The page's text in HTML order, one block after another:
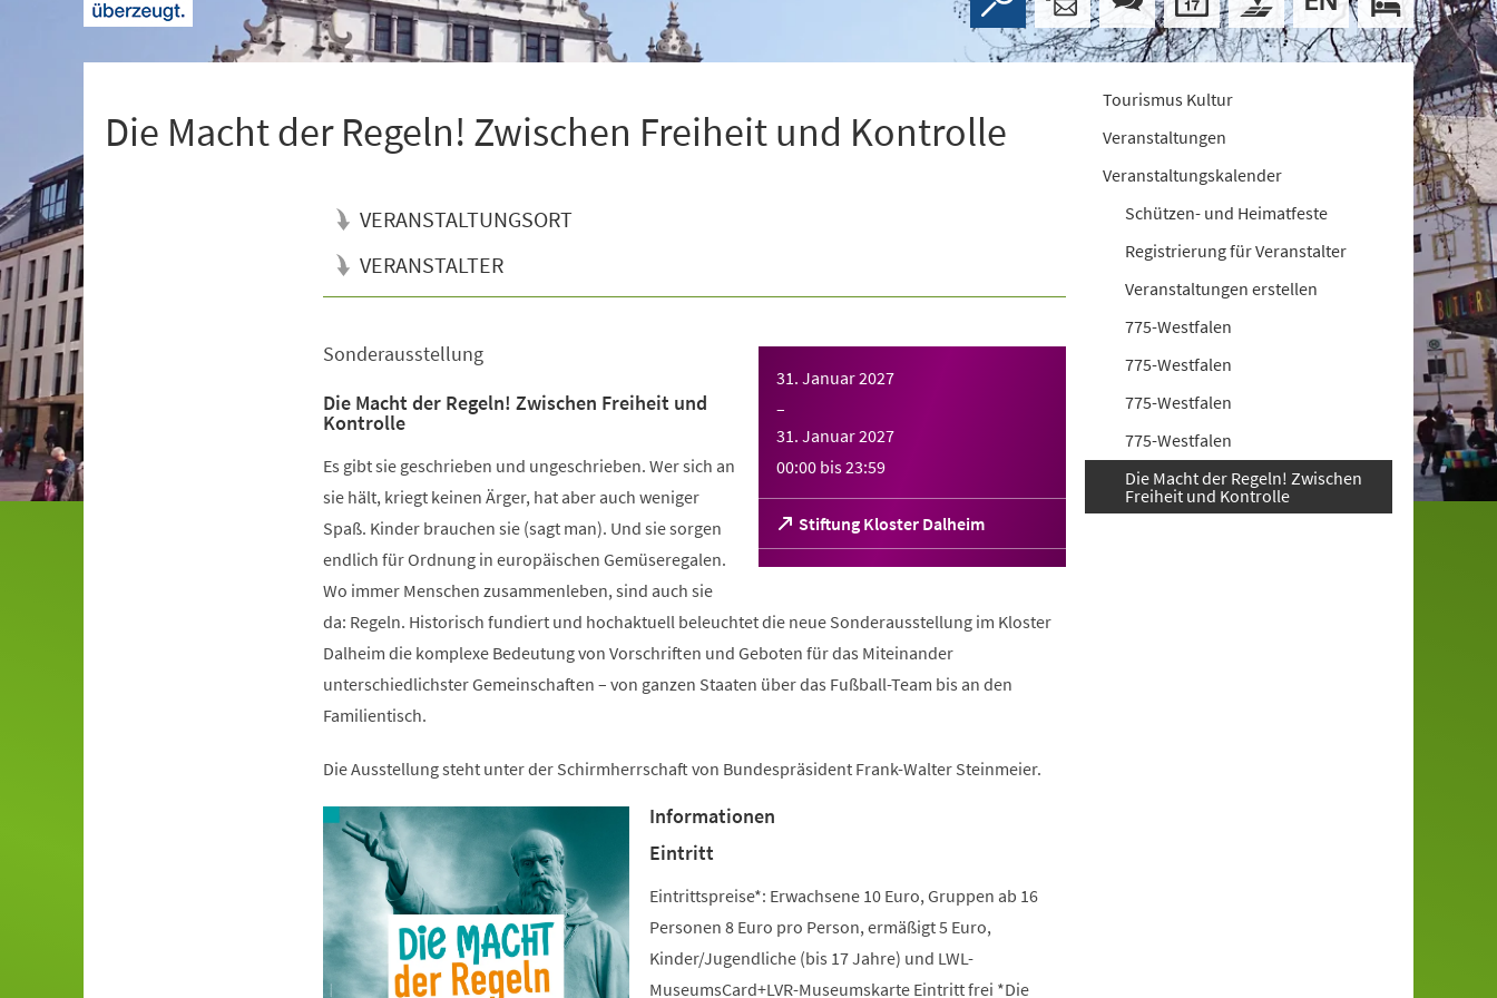
Die Macht der Regeln! Zwischen Freiheit und Kontrolle
VERANSTALTUNGSORT
VERANSTALTER
31. Januar 2027
–
31. Januar 2027
00:00 bis23:59
Stiftung Kloster Dalheim
(Öffnet
in
einem
Sonderausstellung
Die Macht der Regeln! Zwischen Freiheit und
Kontrolle
Es gibt sie geschrieben und ungeschrieben. Wer sich an
sie hält, kriegt keinen Ärger, hat aber auch weniger
Spaß. Kinder brauchen sie (sagt man). Und sie sorgen
endlich für Ordnung in europäischen Gemüseregalen.
Wo immer Menschen zusammenleben, sind auch sie
da: Regeln. Historisch fundiert und hochaktuell beleuchtet die neue Sonderausstellung im Kloster
Dalheim die komplexe Bedeutung von Vorschriften und Geboten für das Miteinander
unterschiedlichster Gemeinschaften – von ganzen Staaten über das Fußball-Team bis an den
Familientisch.
Die Ausstellung steht unter der Schirmherrschaft von Bundespräsident Frank-Walter Steinmeier.
Informationen
Eintritt
Eintrittspreise*: Erwachsene 10 Euro, Gruppen ab 16
Personen 8 Euro pro Person, ermäßigt 5 Euro,
Kinder/Jugendliche (bis 17 Jahre) und LWL-
MuseumsCard+LVR-Museumskarte Eintritt frei *Die
Tourismus Kultur
Veranstaltungen
Veranstaltungskalender
Schützen- und Heimatfeste
Registrierung für Veranstalter
Veranstaltungen erstellen
775-Westfalen
775-Westfalen
775-Westfalen
775-Westfalen
Die Macht der Regeln! Zwischen
Freiheit und Kontrolle